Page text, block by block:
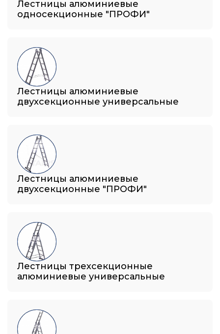
Лестницы алюминиевые
односекционные "ПРОФИ"
Лестницы алюминиевые
двухсекционные универсальные
Лестницы алюминиевые
двухсекционные "ПРОФИ"
Лестницы трехсекционные
алюминиевые универсальные